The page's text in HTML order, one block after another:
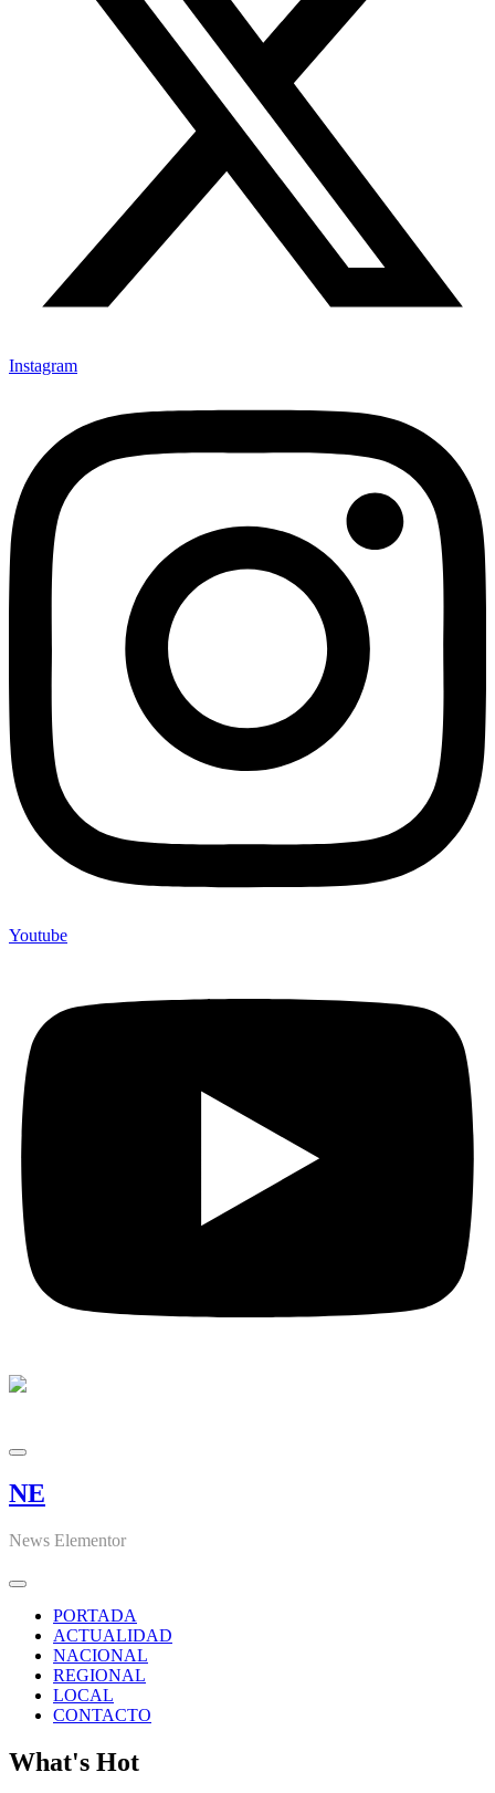
Instagram
Youtube
NE
News Elementor
PORTADA
ACTUALIDAD
NACIONAL
REGIONAL
LOCAL
CONTACTO
What's Hot